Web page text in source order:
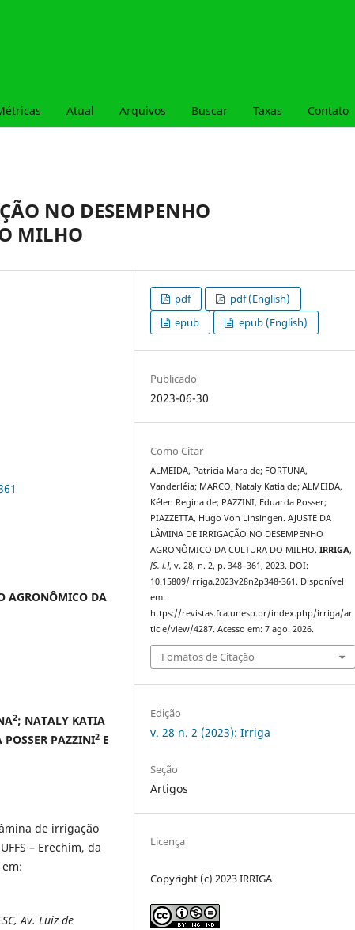
Atual Arquivos Buscar Taxas Contato
NO DESEMPENHO
MILHO
AGRONÔMICO DA
2; NATALY KATIA
POSSER PAZZINI2 E
de irrigação
– Erechim, da
Av. Luiz de
pdf
pdf (English)
epub
epub (English)
Publicado
2023-06-30
Como Citar
ALMEIDA, Patricia Mara de; FORTUNA,
Vanderléia; MARCO, Nataly Katia de; ALMEIDA,
Kélen Regina de; PAZZINI, Eduarda Posser;
PIAZZETTA, Hugo Von Linsingen. AJUSTE DA
LÂMINA DE IRRIGAÇÃO NO DESEMPENHO
AGRONÔMICO DA CULTURA DO MILHO.IRRIGA,
[S. l.], v. 28, n. 2, p. 348–361, 2023. DOI:
10.15809/irriga.2023v28n2p348-361. Disponível
em:
https://revistas.fca.unesp.br/index.php/irriga/ar
ticle/view/4287. Acesso em: 7 ago. 2026.
Fomatos de Citação
Edição
v. 28 n. 2 (2023): Irriga
Seção
Artigos
Licença
Copyright (c) 2023 IRRIGA